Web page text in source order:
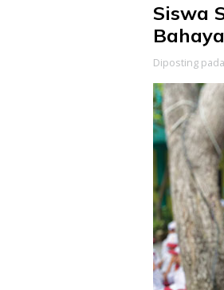
Siswa
Diposting